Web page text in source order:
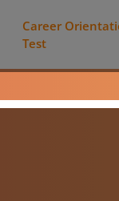
Career
Test